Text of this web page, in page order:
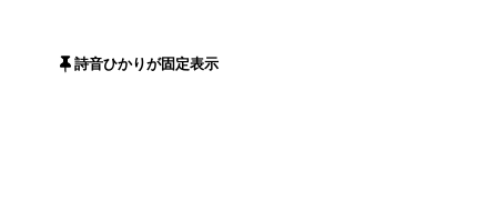
詩音ひかりが固定表示